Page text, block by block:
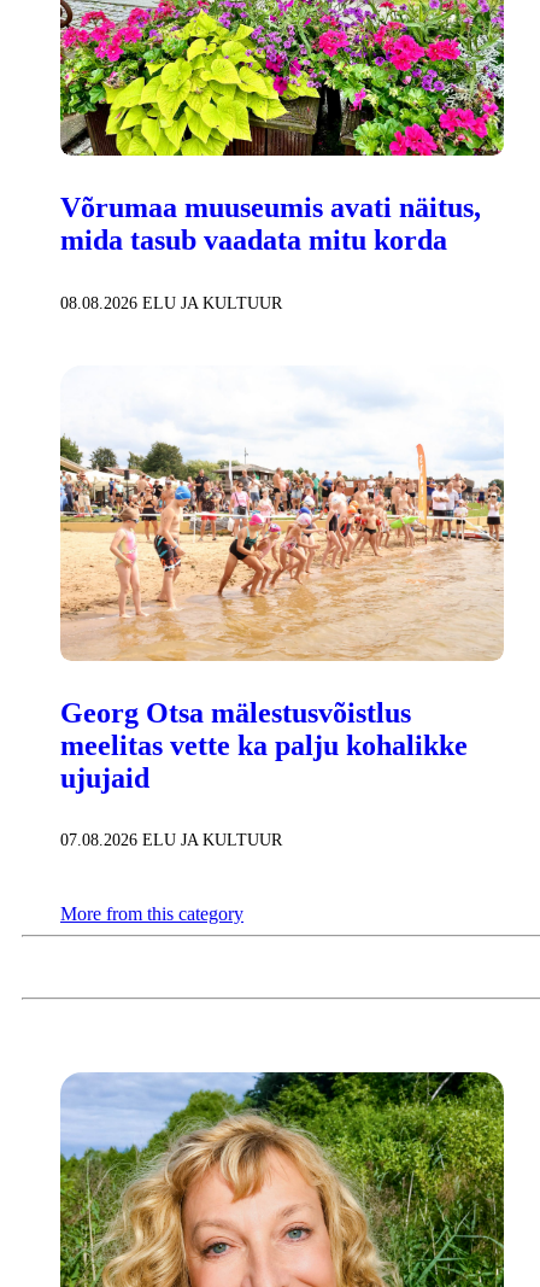
Võrumaa muuseumis avati näitus,
mida tasub vaadata mitu korda
08.08.2026 ELU JA KULTUUR
Georg Otsa mälestusvõistlus
meelitas vette ka palju kohalikke
ujujaid
07.08.2026 ELU JA KULTUUR
More from this category